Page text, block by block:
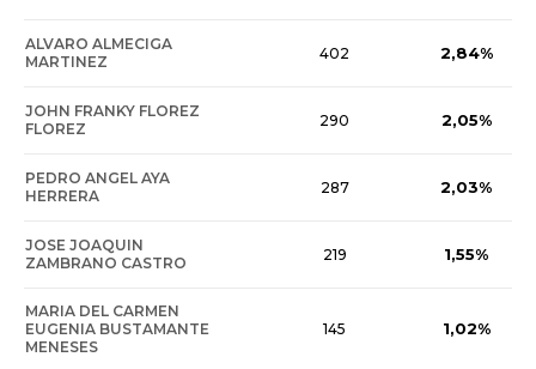
ALVARO ALMECIGA
MARTINEZ
402 2,84%
JOHN FRANKY FLOREZ
FLOREZ
290 2,05%
PEDRO ANGEL AYA
HERRERA
287 2,03%
JOSE JOAQUIN
ZAMBRANO CASTRO
219 1,55%
MARIA DEL CARMEN
EUGENIA BUSTAMANTE
MENESES
145 1,02%